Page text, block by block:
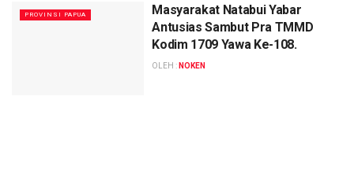
PROVINSI PAPUA
Masyarakat Natabui Yabar
Antusias Sambut Pra TMMD
Kodim 1709 Yawa Ke-108.
OLEH : NOKEN